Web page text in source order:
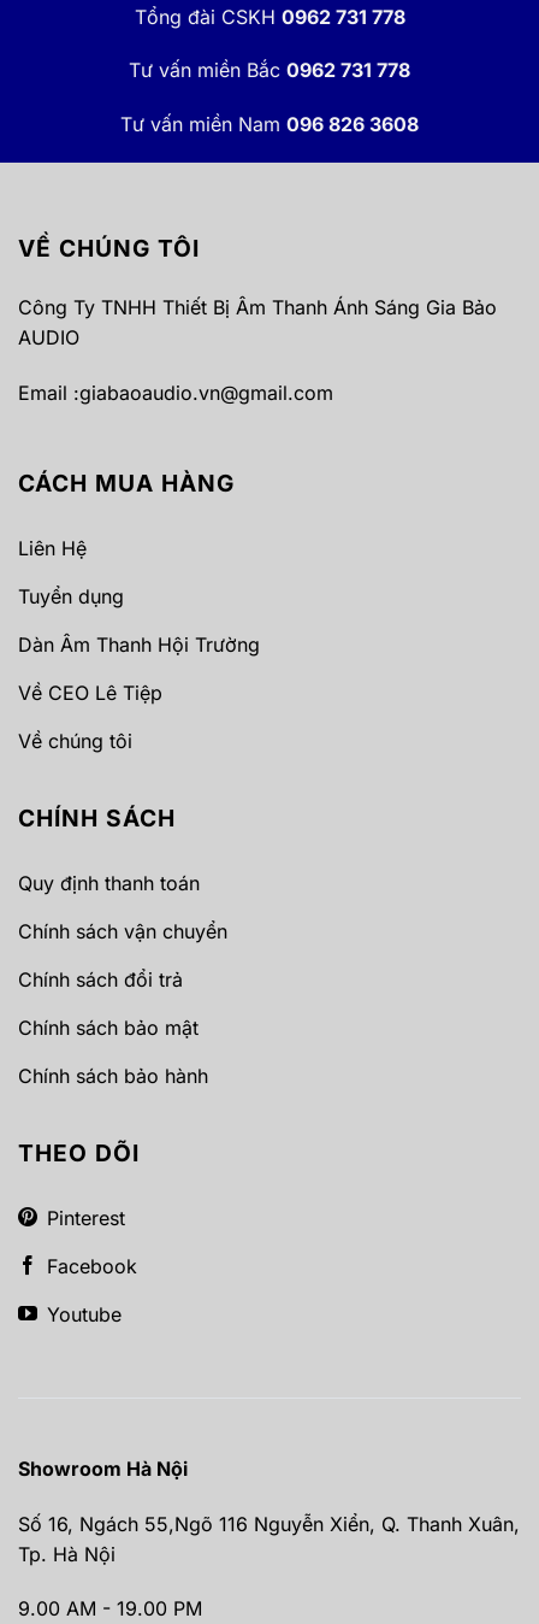
Tổng đài CSKH 0962 731 778
Tư vấn miền Bắc 0962 731 778
Tư vấn miền Nam 096 826 3608
VỀ CHÚNG TÔI
Công Ty TNHH Thiết Bị Âm Thanh Ánh Sáng Gia Bảo
AUDIO
Email :giabaoaudio.vn@gmail.com
CÁCH MUA HÀNG
Liên Hệ
Tuyển dụng
Dàn Âm Thanh Hội Trường
Về CEO Lê Tiệp
Về chúng tôi
CHÍNH SÁCH
Quy định thanh toán
Chính sách vận chuyển
Chính sách đổi trả
Chính sách bảo mật
Chính sách bảo hành
THEO DÕI
Pinterest
Facebook
Youtube
Showroom Hà Nội
Số 16, Ngách 55,Ngõ 116 Nguyễn Xiển, Q. Thanh Xuân,
Tp. Hà Nội
9.00 AM - 19.00 PM